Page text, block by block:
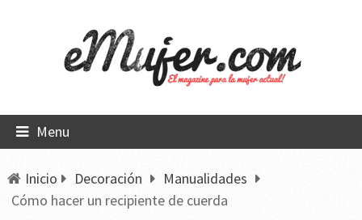
Menu
Inicio Decoración
Manualidades
Cómo hacer un recipiente de cuerda